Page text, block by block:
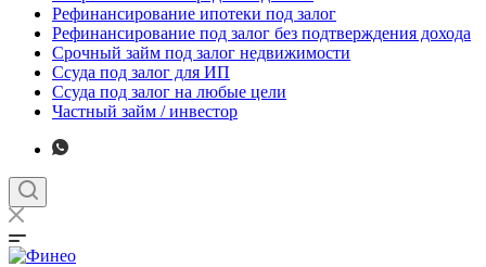
Рефинансирование ипотеки под залог
Рефинансирование под залог без подтверждения дохода
Срочный займ под залог недвижимости
Ссуда под залог для ИП
Ссуда под залог на любые цели
Частный займ / инвестор